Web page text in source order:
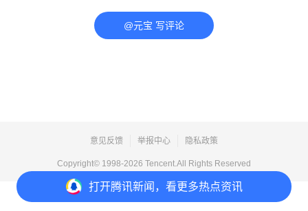
打开腾讯新闻，看更多热点资讯
@元宝 写评论
意见反馈 举报中心 隐私政策
Copyright© 1998-2026 Tencent.All Rights Reserved